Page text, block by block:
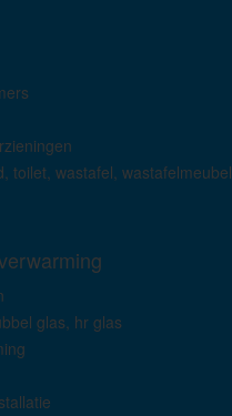
toilet, wastafel, wastafelmeubel
glas, hr glas